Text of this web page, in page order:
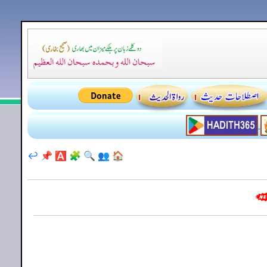
🏠
👥
🔍
🧩
🅰️
📌
↩️